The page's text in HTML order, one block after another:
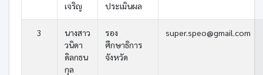
เจริญ
ประเมินผล
3
นางสาว
วนิดา
ดิลกธน
กุล
รอง
ศึกษาธิการ
จังหวัด
super.speo@gmail.com